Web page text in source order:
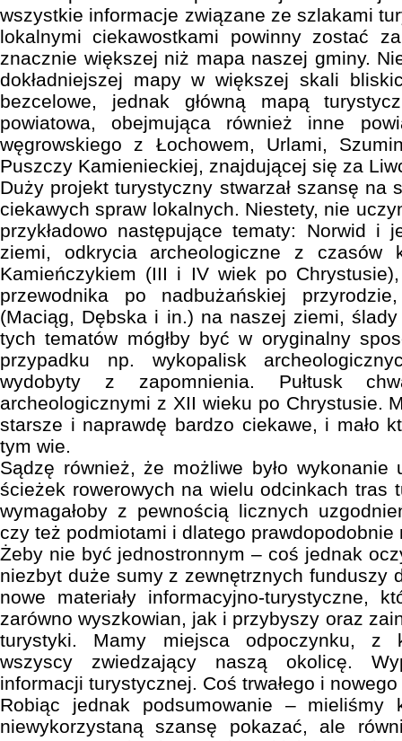
wszystkie informacje związane ze szlakami
lokalnymi ciekawostkami powinny zostać
znacznie większej niż mapa naszej gminy.
dokładniejszej mapy w większej skali
bezcelowe, jednak główną mapą
powiatowa, obejmująca również inne
węgrowskiego z Łochowem, Urlami,
Puszczy Kamienieckiej, znajdującej się za
Duży projekt turystyczny stwarzał szansę na
ciekawych spraw lokalnych. Niestety, nie
przykładowo następujące tematy: Norwid i
ziemi, odkrycia archeologiczne z czasów
Kamieńczykiem (III i IV wiek po
przewodnika po nadbużańskiej
(Maciąg, Dębska i in.) na naszej ziemi,
tych tematów mógłby być w oryginalny
przypadku np. wykopalisk
wydobyty z zapomnienia. Pułtusk
archeologicznymi z XII wieku po Chrystusie.
starsze i naprawdę bardzo ciekawe, i mało
tym wie.
Sądzę również, że możliwe było wykonanie
ścieżek rowerowych na wielu odcinkach tras
wymagałoby z pewnością licznych
czy też podmiotami i dlatego prawdopodobnie
Żeby nie być jednostronnym – coś jednak
niezbyt duże sumy z zewnętrznych funduszy
nowe materiały informacyjno-turystyczne,
zarówno wyszkowian, jak i przybyszy oraz
turystyki. Mamy miejsca odpoczynku, z
wszyscy zwiedzający naszą okolicę.
informacji turystycznej. Coś trwałego i nowego
Robiąc jednak podsumowanie – mieliśmy
niewykorzystaną szansę pokazać, ale